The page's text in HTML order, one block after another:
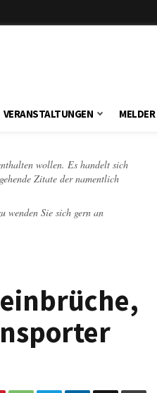
VERANSTALTUNGEN MELDER
wollen. Es handelt sich
Zitate der namentlich
wenden Sie sich gern an